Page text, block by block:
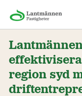
region syd